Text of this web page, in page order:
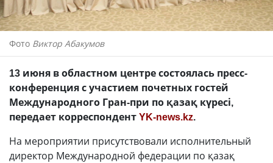
Фото Виктор Абакумов
13 июня в областном центре состоялась пресс-
конференция с участием почетных гостей
Международного Гран-при по қазақ күресі,
передает корреспондентYK-news.kz.
На мероприятии присутствовали исполнительный
директор Международной федерации по қазақ